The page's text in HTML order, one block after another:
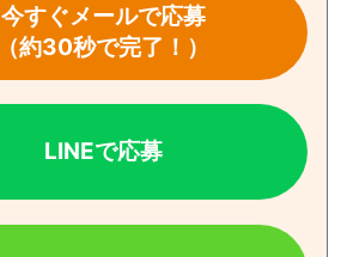
今すぐメールで応募
（約30秒で完了！）
LINEで応募